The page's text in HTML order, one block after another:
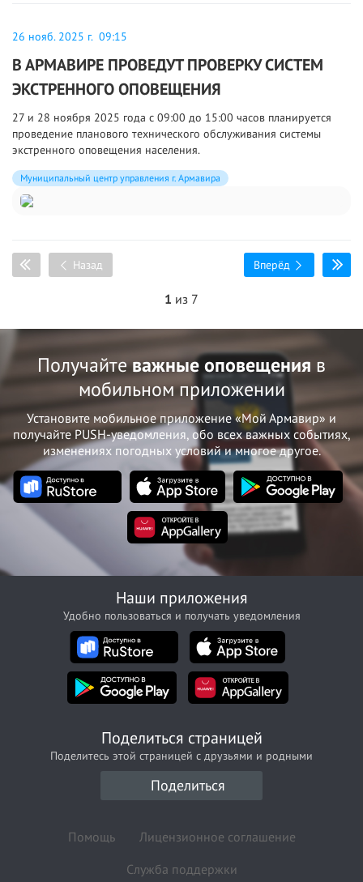
26 нояб. 2025 г. 09:15
В АРМАВИРЕ ПРОВЕДУТ ПРОВЕРКУ СИСТЕМ
ЭКСТРЕННОГО ОПОВЕЩЕНИЯ
27 и 28 ноября 2025 года с 09:00 до 15:00 часов планируется
проведение планового технического обслуживания системы
экстренного оповещения населения.
Муниципальный центр управления г. Армавира
Назад Вперёд
1 из 7
Получайтеважные оповещения в
мобильном приложении
Установите мобильное приложение «Мой Армавир» и
получайте PUSH-уведомления, обо всех важных событиях,
изменениях погодных условий и многое другое.
Наши приложения
Удобно пользоваться и получать уведомления
Поделиться страницей
Поделитесь этой страницей с друзьями и родными
Поделиться
Помощь
Лицензионное соглашение
Служба поддержки